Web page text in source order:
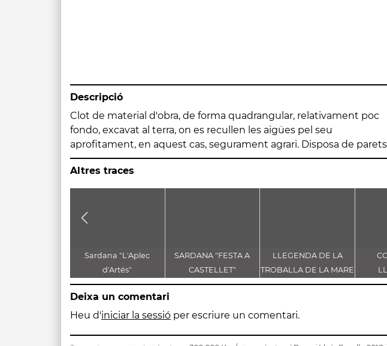
Descripció
Clot de material d'obra, de forma quadrangular, relativament poc
fondo, excavat al terra, on es recullen les aigües pel seu
aprofitament, en aquest cas, segurament agrari. Disposa de parets
fetes de pedra aixecades sobre el nivell de terra per tal
Altres traces
Sardana "L'Aplec
d'Artés"
SARDANA "FESTA A
CASTELLET"
LLEGENDA DE LA
TROBALLA DE LA MARE
DE DÉU DE CASTELLET
Deixa un comentari
Heu d'iniciar la sessió per escriure un comentari.